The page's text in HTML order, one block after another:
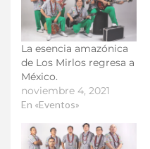
La esencia amazónica
de Los Mirlos regresa a
México.
noviembre 4, 2021
En «Eventos»